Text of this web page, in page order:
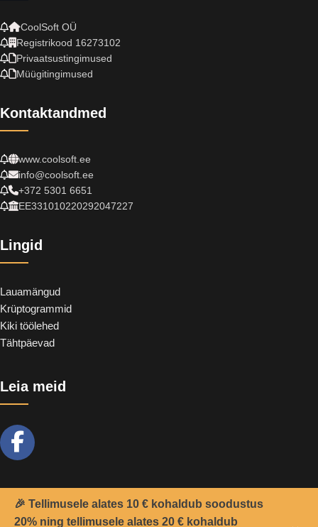
CoolSoft OÜ
Registrikood 16273102
Privaatsustingimused
Müügitingimused
Kontaktandmed
www.coolsoft.ee
info@coolsoft.ee
+372 5301 6651
EE331010220292047227
Lingid
Lauamängud
Krüptogrammid
Kiki töölehed
Tähtpäevad
Leia meid
2021 - Teemant&CoolSoft OÜ© Kõik õigused kaitstud.
🎉 Tellimusele alates 10 € kohaldub soodustus
20% ning tellimusele alates 20 € kohaldub